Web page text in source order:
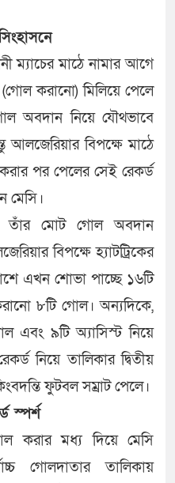
ম্যাচের মাঠে নামার আগে
করানো) মিলিয়ে পেলে
অবদান নিয়ে যৌথভাবে
আলজেরিয়ার বিপক্ষে মাঠে
পর পেলের সেই রেকর্ড
মেসি।
তাঁর মোট গোল অবদান
বিপক্ষে হ্যাটট্রিকের
এখন শোভা পাচ্ছে ১৬টি
৮টি গোল। অন্যদিকে,
এবং ৯টি অ্যাসিস্ট নিয়ে
নিয়ে তালিকার দ্বিতীয়
ফুটবল সম্রাট পেলে।
স্পর্শ
করার মধ্য দিয়ে মেসি
গোলদাতার তালিকায়